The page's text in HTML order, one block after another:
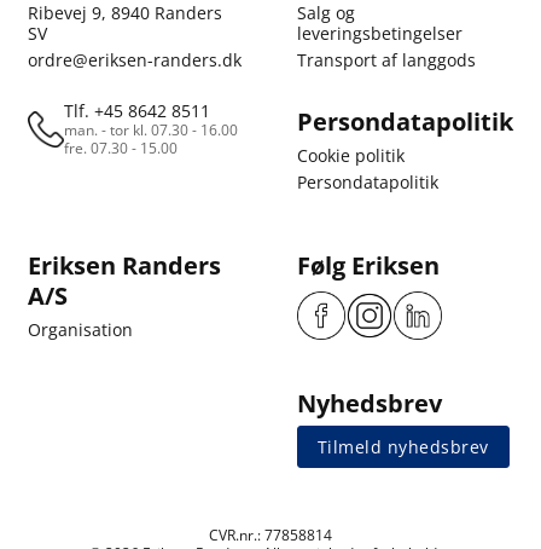
Ribevej 9, 8940 Randers
SV
ordre@eriksen-randers.dk
Tlf. +45 8642 8511
man. - tor kl. 07.30 - 16.00
fre. 07.30 - 15.00
Salg og
leveringsbetingelser
Transport af langgods
Persondatapolitik
Cookie politik
Persondatapolitik
Eriksen Randers
A/S
Organisation
Følg Eriksen
Nyhedsbrev
Tilmeld nyhedsbrev
CVR.nr.: 77858814